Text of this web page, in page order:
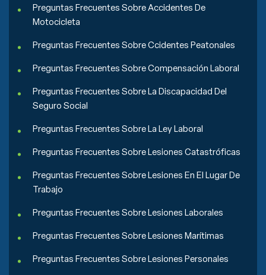
Preguntas Frecuentes Sobre Accidentes De
Motocicleta
Preguntas Frecuentes Sobre Ccidentes Peatonales
Preguntas Frecuentes Sobre Compensación Laboral
Preguntas Frecuentes Sobre La Discapacidad Del
Seguro Social
Preguntas Frecuentes Sobre La Ley Laboral
Preguntas Frecuentes Sobre Lesiones Catastróficas
Preguntas Frecuentes Sobre Lesiones En El Lugar De
Trabajo
Preguntas Frecuentes Sobre Lesiones Laborales
Preguntas Frecuentes Sobre Lesiones Marítimas
Preguntas Frecuentes Sobre Lesiones Personales